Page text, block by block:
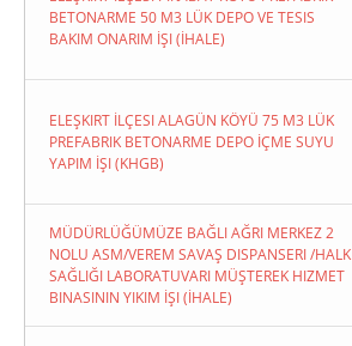
BETONARME 50 M3 LÜK DEPO VE TESIS
BAKIM ONARIM İŞI (İHALE)
ELEŞKIRT İLÇESI ALAGÜN KÖYÜ 75 M3 LÜK
PREFABRIK BETONARME DEPO İÇME SUYU
YAPIM İŞI (KHGB)
MÜDÜRLÜĞÜMÜZE BAĞLI AĞRI MERKEZ 2
NOLU ASM/VEREM SAVAŞ DISPANSERI /HALK
SAĞLIĞI LABORATUVARI MÜŞTEREK HIZMET
BINASININ YIKIM İŞI (İHALE)